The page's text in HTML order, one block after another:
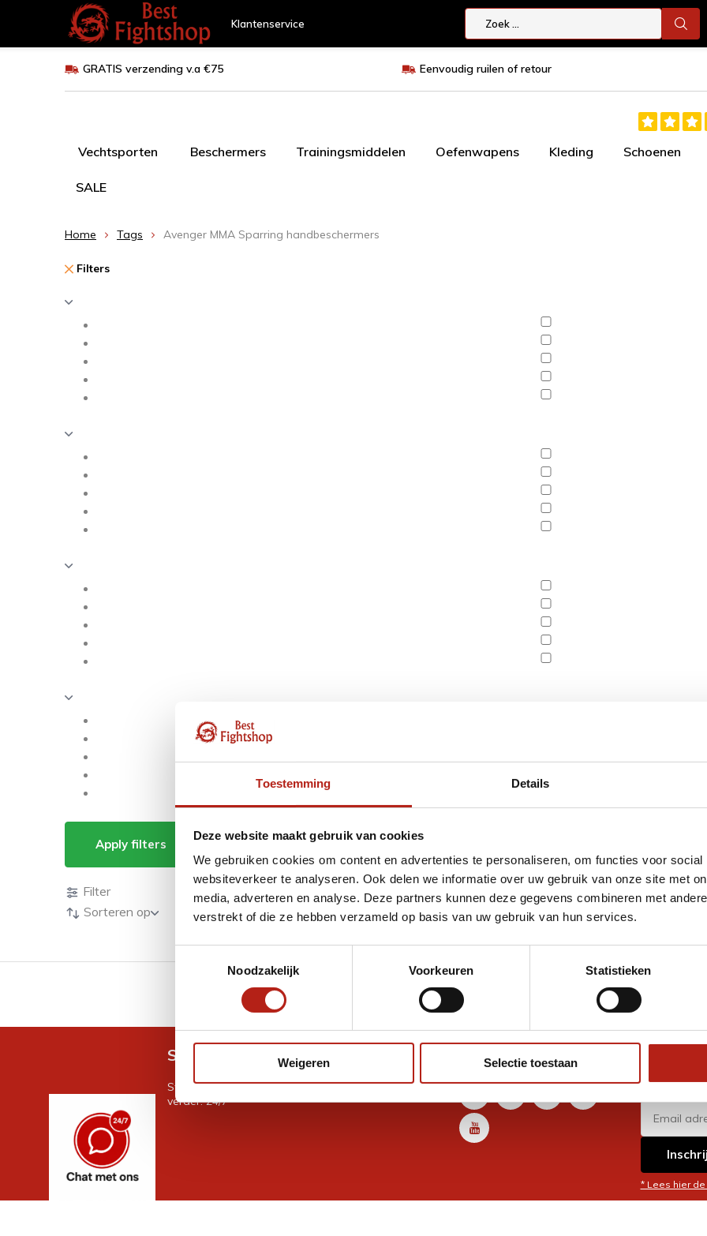
Toestemming Details
Deze website maakt gebruik van cookies
We gebruiken cookies om content en advertenties te personaliseren, om functies voor
websiteverkeer te analyseren. Ook delen we informatie over uw gebruik van onze site met
media, adverteren en analyse. Deze partners kunnen deze gegevens combineren met
verstrekt of die ze hebben verzameld op basis van uw gebruik van hun services.
Noodzakelijk
Voorkeuren Statistieken
Weigeren Selectie toestaan
Klantenservice
GRATIS verzending v.a €75 Eenvoudig ruilen of retour
Vechtsporten Beschermers Trainingsmiddelen Oefenwapens Kleding Schoenen
SALE
Home Tags Avenger MMA Sparring handbeschermers
Filters
Apply filters Producten getagd met Avenger MMA Sparring handbeschermers
Producten
Filter
Sorteren op
GRATIS verzending v.a €75 Eenvoudig ruilen of retour
Snel antwoord op je vraag?
Stel je vraag in de chat, en we helpen je graag
verder. 24/7
Volg ons
* Lees hier